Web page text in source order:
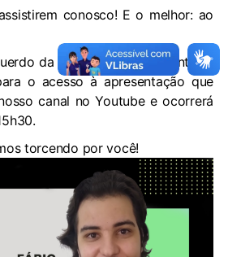
conosco! E o melhor: ao
da imagem, você encontra o
o acesso à apresentação que
canal no Youtube e ocorrerá
torcendo por você!